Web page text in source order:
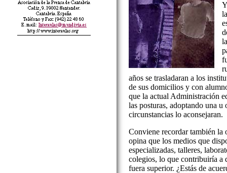
años se trasladaran a los
de sus domicilios y con
que la actual Administración
las posturas, adoptando una u
circunstancias lo aconsejaran.
Conviene recordar también la
opina que los medios que
especializadas, talleres,
colegios, lo que contribuiría a
fuera superior. ¿Estás de